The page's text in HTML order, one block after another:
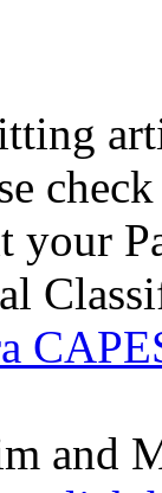
your
and